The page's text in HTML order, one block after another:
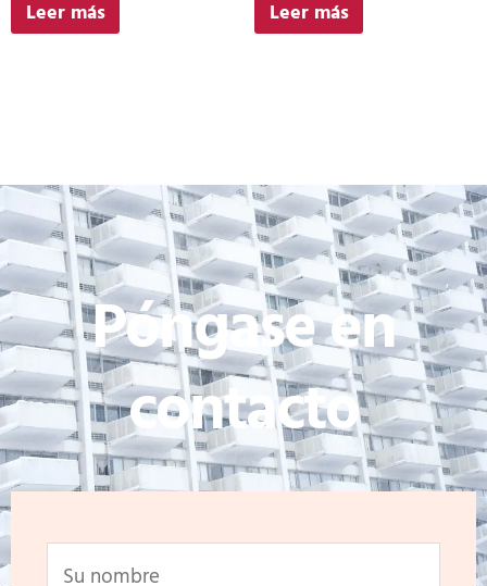
Leer más Leer más
Póngase en
contacto